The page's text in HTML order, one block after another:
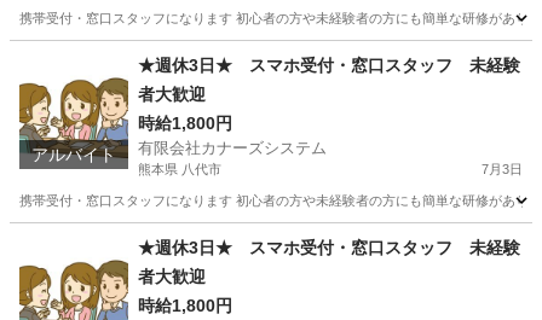
携帯受付・窓口スタッフになります 初心者の方や未経験者の方にも簡単な研修があ
携帯ショップ スタッフ
アルバイト
★週休3日★ スマホ受付・窓口スタッフ 未経験
者大歓迎
時給1,800円
有限会社カナーズシステム
熊本県 八代市 7月3日
携帯受付・窓口スタッフになります 初心者の方や未経験者の方にも簡単な研修があ
携帯ショップ スタッフ
★週休3日★ スマホ受付・窓口スタッフ 未経験
者大歓迎
時給1,800円